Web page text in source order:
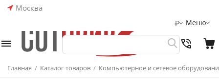
Москва
Меню
₽
Главная / Каталог товаров / Компьютерное и сетевое